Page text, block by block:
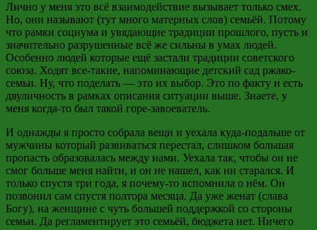
Лично у меня это всё взаимодействие вызывает только смех.
Но, они называют (тут много матерных слов) семьёй. Потому
что рамки социума и увядающие традиции прошлого, пусть и
значительно разрушенные всё же сильны в умах людей.
Особенно людей которые ещё застали традиции советского
союза. Ходят все-такие, напоминающие детский сад ржако-
семьи. Ну, что поделать — это их выбор. Это по факту и есть
двуличность в рамках описания ситуации выше. Знаете, у
меня когда-то был такой горе-завоеватель.
И однажды я просто собрала вещи и уехала куда-подальше от
мужчины который развиваться перестал, слишком большая
пропасть образовалась между нами. Уехала так, чтобы он не
смог больше меня найти, и он не нашел, как ни старался. И
только спустя три года, я почему-то вспомнила о нём. Он
позвонил сам спустя полтора месяца. Да уже женат (слава
Богу), на женщине с чуть большей поддержкой со стороны
семьи. Да регламентирует это семьёй, бюджета нет. Ничего